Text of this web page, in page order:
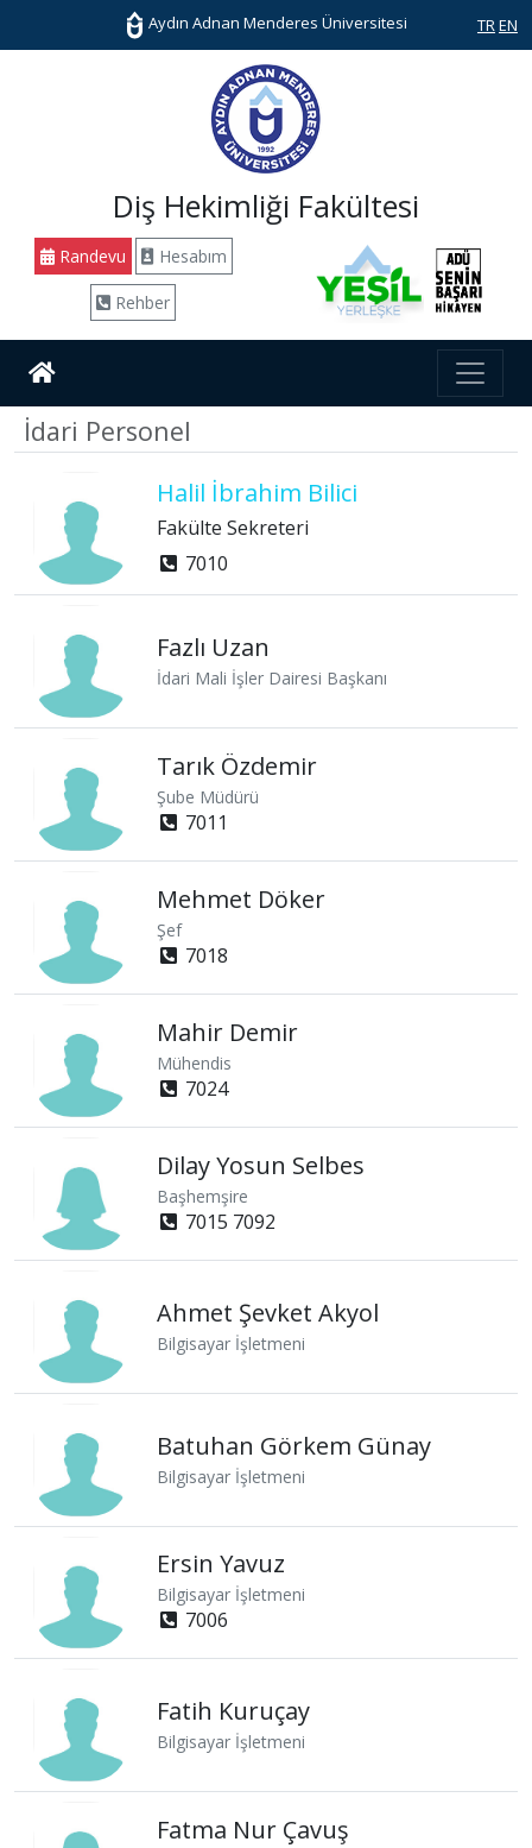
Aydın Adnan Menderes Üniversitesi TR EN
Diş Hekimliği Fakültesi
Randevu Hesabım
Rehber
İdari Personel
Halil İbrahim Bilici
Fakülte Sekreteri
7010
Fazlı Uzan
İdari Mali İşler Dairesi Başkanı
Tarık Özdemir
Şube Müdürü
7011
Mehmet Döker
Şef
7018
Mahir Demir
Mühendis
7024
Dilay Yosun Selbes
Başhemşire
7015 7092
Ahmet Şevket Akyol
Bilgisayar İşletmeni
Batuhan Görkem Günay
Bilgisayar İşletmeni
Ersin Yavuz
Bilgisayar İşletmeni
7006
Fatih Kuruçay
Bilgisayar İşletmeni
Fatma Nur Çavuş